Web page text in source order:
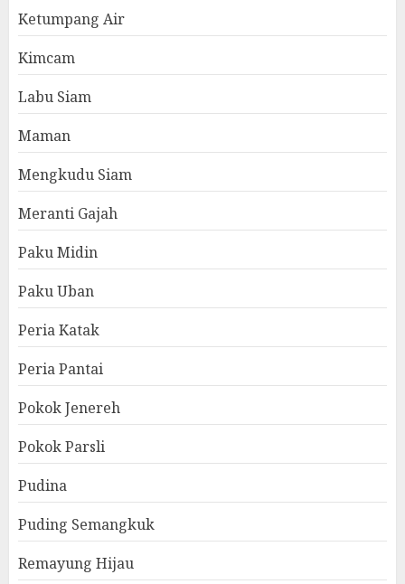
Ketumpang Air
Kimcam
Labu Siam
Maman
Mengkudu Siam
Meranti Gajah
Paku Midin
Paku Uban
Peria Katak
Peria Pantai
Pokok Jenereh
Pokok Parsli
Pudina
Puding Semangkuk
Remayung Hijau